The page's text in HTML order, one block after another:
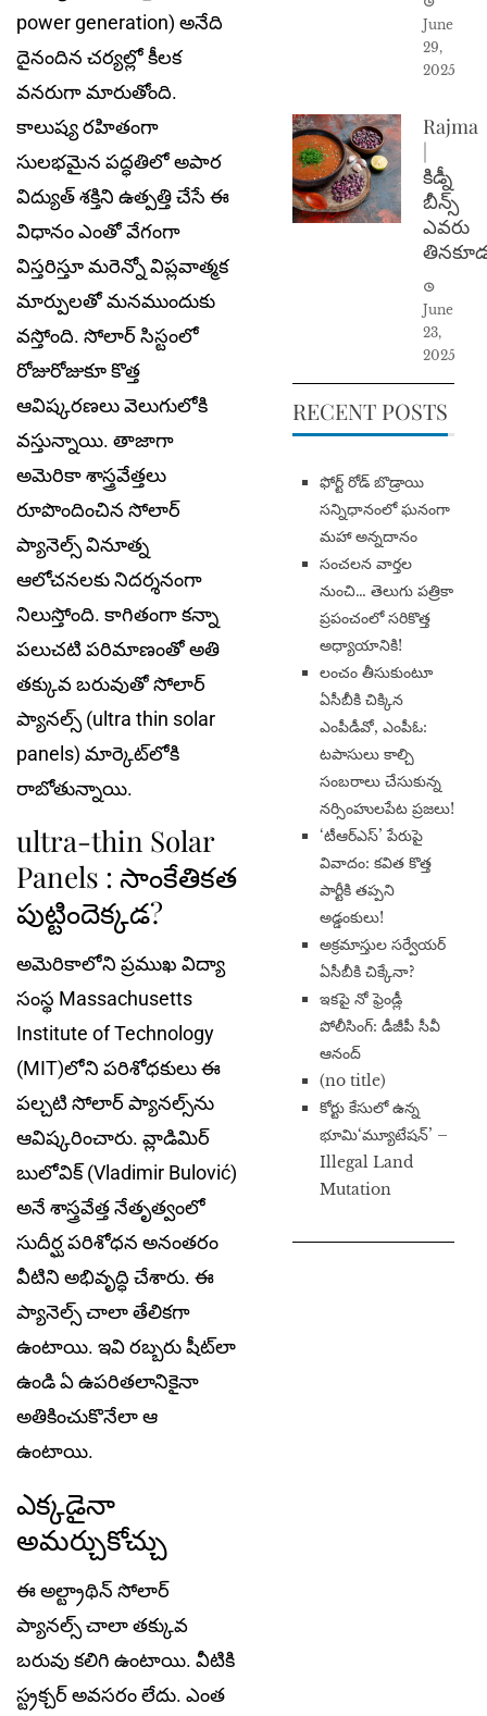
power generation) అనేది
దైనందిన చ‌ర్య‌ల్లో కీల‌క
వ‌న‌రుగా మారుతోంది.
కాలుష్య ర‌హితంగా
సుల‌భ‌మైన ప‌ద్ధ‌తిలో అపార
విద్యుత్ శ‌క్తిని ఉత్ప‌త్తి చేసే ఈ
విధానం ఎంతో వేగంగా
విస్త‌రిస్తూ మ‌రెన్నో విప్ల‌వాత్మ‌క
మార్పులతో మ‌న‌ముందుకు
వ‌స్తోంది. సోలార్ సిస్టంలో
రోజురోజుకూ కొత్త
ఆవిష్క‌ర‌ణ‌లు వెలుగులోకి
వ‌స్తున్నాయి. తాజాగా
అమెరికా శాస్త్ర‌వేత్త‌లు
రూపొందించిన‌ సోలార్
ప్యానెల్స్ వినూత్న
ఆలోచ‌న‌ల‌కు నిద‌ర్శ‌నంగా
నిలుస్తోంది. కాగితంగా క‌న్నా
ప‌లుచ‌టి ప‌రిమాణంతో అతి
త‌క్కువ బ‌రువుతో సోలార్
ప్యాన‌ల్స్ (ultra thin solar
panels) మార్కెట్‌లోకి
రాబోతున్నాయి.
ultra-thin Solar
Panels : సాంకేతికత
పుట్టిందెక్కడ?
అమెరికాలోని ప్రముఖ‌ విద్యా
సంస్థ Massachusetts
Institute of Technology
(MIT)లోని పరిశోధకులు ఈ
ప‌ల్చ‌టి సోలార్ ప్యాన‌ల్స్‌ను
ఆవిష్క‌రించారు. వ్లాడిమిర్
బులోవిక్ (Vladimir Bulović)
అనే శాస్త్ర‌వేత్త నేతృత్వంలో
సుదీర్ఘ ప‌రిశోధ‌న అనంత‌రం
వీటిని అభివృద్ధి చేశారు. ఈ
ప్యానెల్స్ చాలా తేలికగా
ఉంటాయి. ఇవి రబ్బరు షీట్‌లా
ఉండి ఏ ఉపరితలానికైనా
అతికించుకొనేలా ఆ
ఉంటాయి.
ఎక్క‌డైనా
అమ‌ర్చుకోచ్చు
ఈ అల్ట్రాథిన్ సోలార్
ప్యాన‌ల్స్ చాలా తక్కువ
బరువు క‌లిగి ఉంటాయి. వీటికి
స్ట్రక్చర్ అవసరం లేదు. ఎంత
June
29,
2025
Rajma
|
కిడ్నీ
బీన్స్
ఎవరు
June
23,
2025
RECENT POSTS
​ఫోర్ట్ రోడ్ బొడ్రాయి
సన్నిధానంలో ఘనంగా
మహా అన్నదానం
సంచలన వార్తల
నుంచి… తెలుగు పత్రికా
ప్రపంచంలో సరికొత్త
అధ్యాయానికి!
​లంచం తీసుకుంటూ
ఏసీబీకి చిక్కిన
ఎంపీడీవో, ఎంపీఓ:
టపాసులు కాల్చి
సంబరాలు చేసుకున్న
నర్సింహులపేట ప్రజలు!
‘టీఆర్ఎస్’ పేరుపై
వివాదం: కవిత కొత్త
పార్టీకి తప్పని
అడ్డంకులు!
అక్రమాస్తుల సర్వేయర్
ఏసీబీకి చిక్కేనా?
ఇకపై నో ఫ్రెండ్లీ
పోలీసింగ్: డీజీపీ సీవీ
ఆనంద్
(no title)
​కోర్టు కేసులో ఉన్న
భూమి‘మ్యూటేషన్’ –
Illegal Land
Mutation